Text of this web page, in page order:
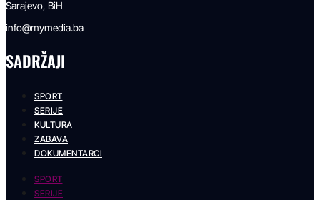
Sarajevo, BiH
info@mymedia.ba
SADRŽAJI
SPORT
SERIJE
KULTURA
ZABAVA
DOKUMENTARCI
SPORT
SERIJE